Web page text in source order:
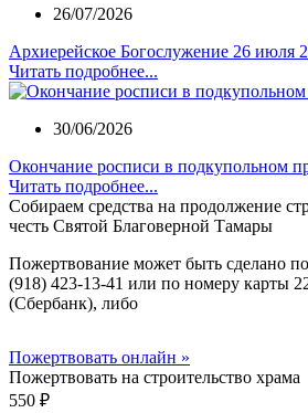
26/07/2026
Архиерейское Богослужение 26 июля
Читать подробнее...
30/06/2026
Окончание росписи в подкупольном
Читать подробнее...
Собираем средства на продолжение
честь Святой Благоверной Тамары
Пожертвование может быть сделано
(918) 423-13-41 или по номеру карты
(Сбербанк), либо
Пожертвовать онлайн »
Пожертвовать на строительство храма
550 ₽